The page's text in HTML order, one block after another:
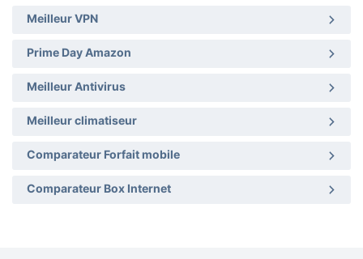
Meilleur VPN
Prime Day Amazon
Meilleur Antivirus
Meilleur climatiseur
Comparateur Forfait mobile
Comparateur Box Internet